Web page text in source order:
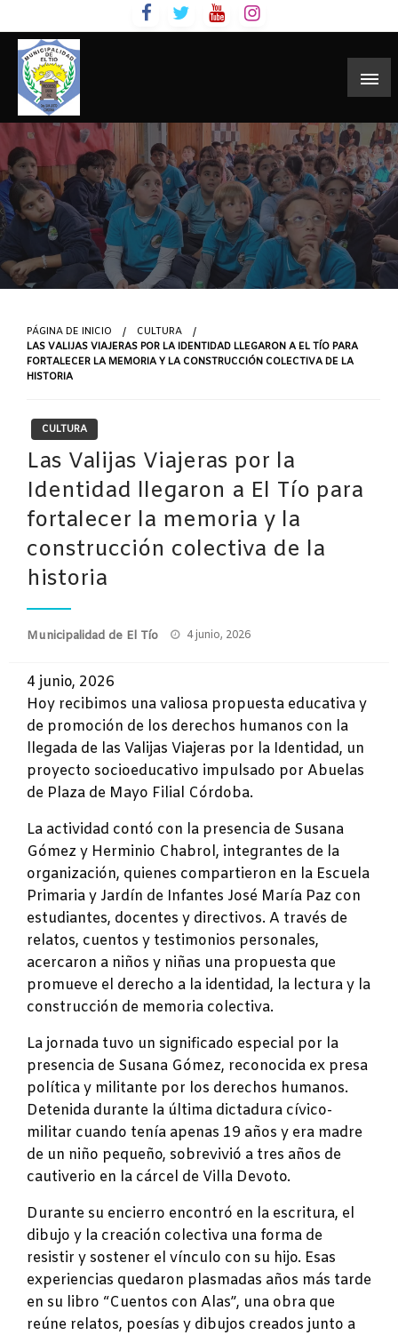
to
content
PÁGINA DE INICIO
CULTURA
LAS VALIJAS VIAJERAS POR LA IDENTIDAD LLEGARON A EL TÍO PARA
FORTALECER LA MEMORIA Y LA CONSTRUCCIÓN COLECTIVA DE LA
HISTORIA
CULTURA
Las Valijas Viajeras por la
Identidad llegaron a El Tío para
fortalecer la memoria y la
construcción colectiva de la
historia
Municipalidad de El Tío
Publicado
4 junio, 2026
4 junio, 2026
Hoy recibimos una valiosa propuesta educativa y
de promoción de los derechos humanos con la
llegada de las Valijas Viajeras por la Identidad, un
proyecto socioeducativo impulsado por Abuelas
de Plaza de Mayo Filial Córdoba.
La actividad contó con la presencia de Susana
Gómez y Herminio Chabrol, integrantes de la
organización, quienes compartieron en la Escuela
Primaria y Jardín de Infantes José María Paz con
estudiantes, docentes y directivos. A través de
relatos, cuentos y testimonios personales,
acercaron a niños y niñas una propuesta que
promueve el derecho a la identidad, la lectura y la
construcción de memoria colectiva.
La jornada tuvo un significado especial por la
presencia de Susana Gómez, reconocida ex presa
política y militante por los derechos humanos.
Detenida durante la última dictadura cívico-
militar cuando tenía apenas 19 años y era madre
de un niño pequeño, sobrevivió a tres años de
cautiverio en la cárcel de Villa Devoto.
Durante su encierro encontró en la escritura, el
dibujo y la creación colectiva una forma de
resistir y sostener el vínculo con su hijo. Esas
experiencias quedaron plasmadas años más tarde
en su libro “Cuentos con Alas”, una obra que
reúne relatos, poesías y dibujos creados junto a